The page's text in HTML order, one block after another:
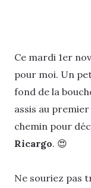
Ce mardi 1er
pour moi. Un
fond de la
assis au premier
chemin pour
Ricargo. 😍
Ne souriez pas